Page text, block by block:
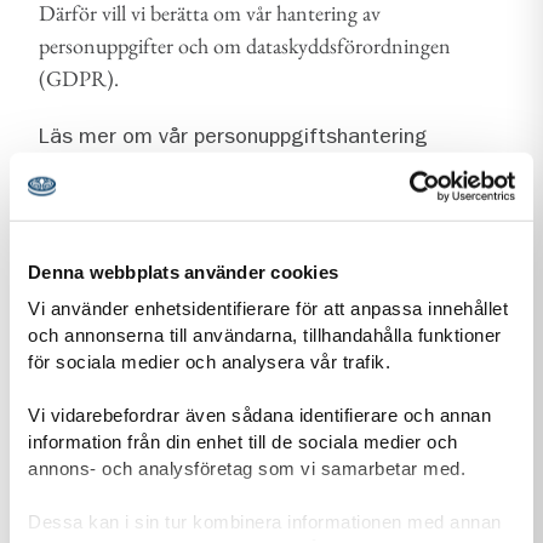
Denna webbplats använder cookies
Vi använder enhetsidentifierare för att anpassa innehållet
och annonserna till användarna, tillhandahålla funktioner
för sociala medier och analysera vår trafik.
Vi vidarebefordrar även sådana identifierare och annan
information från din enhet till de sociala medier och
annons- och analysföretag som vi samarbetar med.
Dessa kan i sin tur kombinera informationen med annan
Därför vill vi berätta om vår hantering av
personuppgifter och om dataskyddsförordningen
(GDPR).
Läs mer om vår personuppgiftshantering
Information-personuppgiftshantering-Scoutnet.pdf (PDF 129 KB)
Kontaktuppgifter
Adressadress för Klippans Scoutkår
Krikavägen